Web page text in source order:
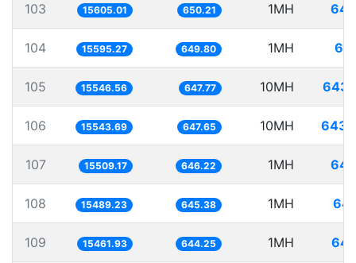
103 15605.01 650.21 1MH
104 15595.27 649.80 1MH
105 15546.56 647.77 10MH
106 15543.69 647.65 10MH
107 15509.17 646.22 1MH
108 15489.23 645.38 1MH
109 15461.93 644.25 1MH